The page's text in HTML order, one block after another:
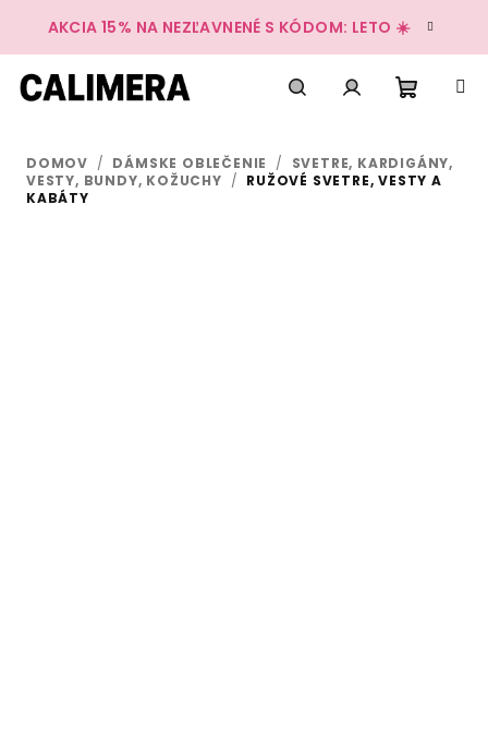
obsah
AKCIA 15% NA NEZĽAVNENÉ S KÓDOM: LETO ☀️
košík
DOMOV / DÁMSKE OBLEČENIE /
SVETRE, KARDIGÁNY,
VESTY, BUNDY, KOŽUCHY / RUŽOVÉ SVETRE, VESTY A
KABÁTY